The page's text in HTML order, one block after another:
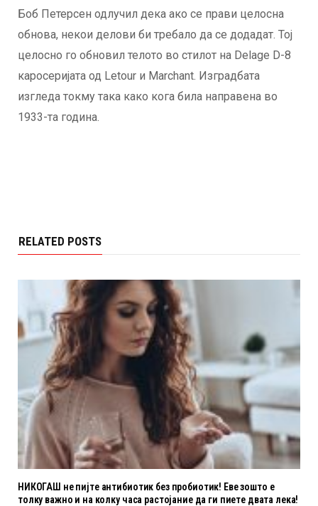
Боб Петерсен одлучил дека ако се прави целосна
обнова, некои делови би требало да се додадат. Тој
целосно го обновил телото во стилот на Delage D-8
каросеријата од Letour и Marchant. Изградбата
изгледа токму така како кога била направена во
1933-та година.
RELATED POSTS
НИКОГАШ не пијте антибиотик без пробиотик! Еве зошто е
толку важно и на колку часа растојание да ги пиете двата лека!